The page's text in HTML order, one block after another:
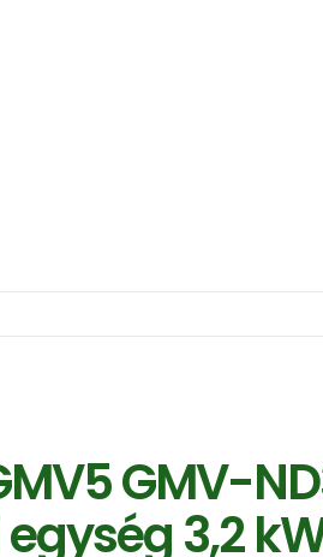
GMV-
3,2